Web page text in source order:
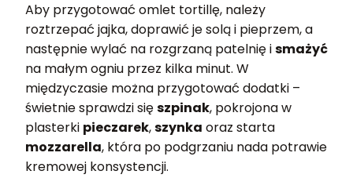
Aby przygotować omlet tortillę, należy
roztrzepać jajka, doprawić je solą i pieprzem, a
następnie wylać na rozgrzaną patelnię ismażyć
na małym ogniu przez kilka minut. W
międzyczasie można przygotować dodatki –
świetnie sprawdzi sięszpinak, pokrojona w
plasterki pieczarek,szynka oraz starta
mozzarella, która po podgrzaniu nada potrawie
kremowej konsystencji.